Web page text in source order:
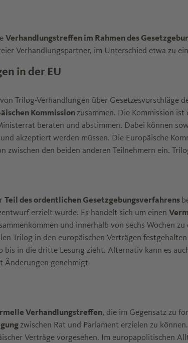
Verhandlungstreffen im Rahmen des
Verhandlungspartner, im Unterschied etwa zu
in der EU
Trilog-Verhandlungen über Gesetzesvorschläge
Kommissionzusammen. Die Kommission
beraten und abstimmen. Dabei können
akzeptiert werden müssen. Die Europäische
zwischen den beiden anderen Teilnehmern ein.
Teil des ordentlichen Gesetzgebungsverfahrens
erzielt wurde. Es handelt sich um einen
und innerhalb von sechs Wochen
Trilog in den europäischen Verträgen
bis in die dritte Lesung zieht. Alternativ kann es
Änderungen genehmigt
Verhandlungstreffen, die im Gegensatz zu
zwischen Rat und Parlament erzielen zu
Verträge vorgesehen. Im europapolitischen